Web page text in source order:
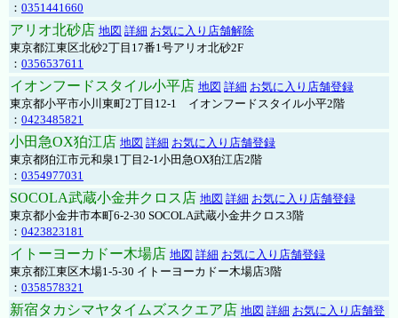
： 0351441660
アリオ北砂店 地図 詳細 お気に入り店舗解除
東京都江東区北砂2丁目17番1号アリオ北砂2F
： 0356537611
イオンフードスタイル小平店 地図 詳細 お気に入り店舗登録
東京都小平市小川東町2丁目12-1 イオンフードスタイル小平2階
： 0423485821
小田急OX狛江店 地図 詳細 お気に入り店舗登録
東京都狛江市元和泉1丁目2-1小田急OX狛江店2階
： 0354977031
SOCOLA武蔵小金井クロス店 地図 詳細 お気に入り店舗登録
東京都小金井市本町6-2-30 SOCOLA武蔵小金井クロス3階
： 0423823181
イトーヨーカドー木場店 地図 詳細 お気に入り店舗登録
東京都江東区木場1-5-30 イトーヨーカドー木場店3階
： 0358578321
新宿タカシマヤタイムズスクエア店 地図 詳細 お気に入り店舗登